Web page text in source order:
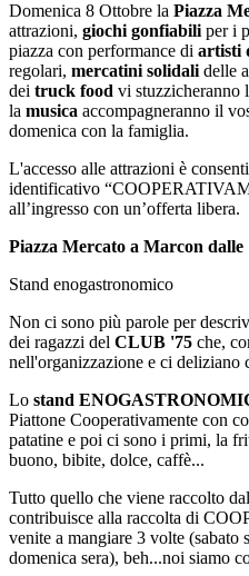
Domenica 8 Ottobre la Piazza
attrazioni, giochi gonfiabili per i
piazza con performance di artisti
regolari, mercatini solidali delle
dei truck food vi stuzzicheranno
la musica accompagneranno il
domenica con la famiglia.
L'accesso alle attrazioni è
identificativo
all’ingresso con un’offerta libera.
Piazza Mercato a Marcon dalle
Stand enogastronomico
Non ci sono più parole per
dei ragazzi del CLUB '75 che,
nell'organizzazione e ci deliziano
Lo stand
Piattone Cooperativamente con
patatine e poi ci sono i primi, la
buono, bibite, dolce, caffè...
Tutto quello che viene raccolto
contribuisce alla raccolta di
venite a mangiare 3 volte (sabato
domenica sera), beh...noi siamo